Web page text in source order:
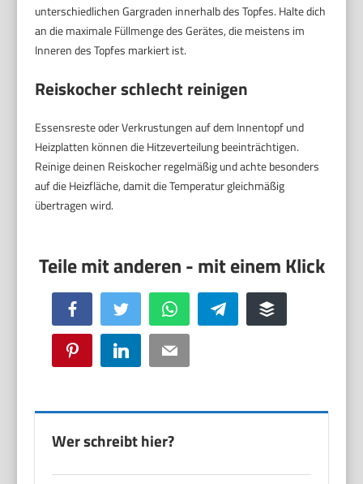
unterschiedlichen Gargraden innerhalb des Topfes. Halte dich
an die maximale Füllmenge des Gerätes, die meistens im
Inneren des Topfes markiert ist.
Reiskocher schlecht reinigen
Essensreste oder Verkrustungen auf dem Innentopf und
Heizplatten können die Hitzeverteilung beeinträchtigen.
Reinige deinen Reiskocher regelmäßig und achte besonders
auf die Heizfläche, damit die Temperatur gleichmäßig
übertragen wird.
Facebook Twitter WhatsApp Telegram Buffer
Pinterest LinkedIn Email
Wer schreibt hier?